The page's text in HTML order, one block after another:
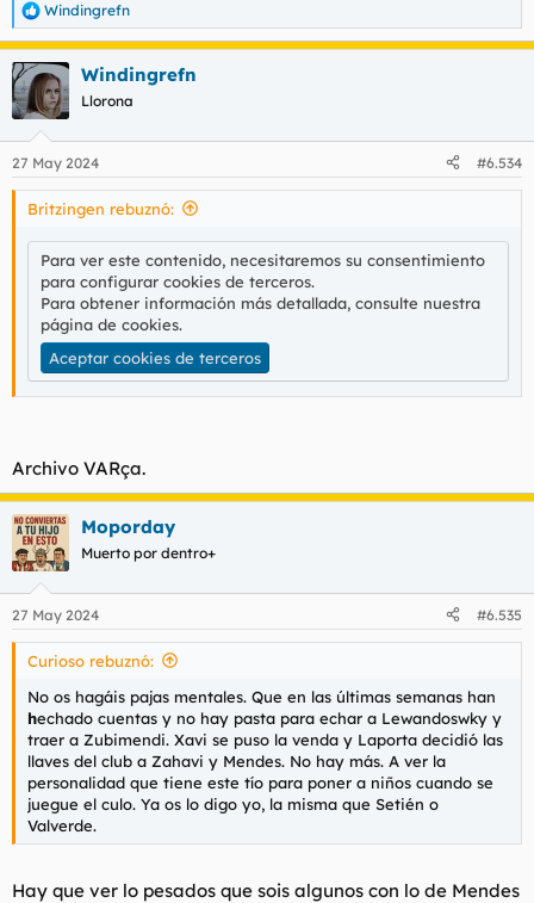
R
e
a
c
c
i
e
s
Windingrefn
Windingrefn
Llorona
27 May 2024 #6.534
Britzingen rebuznó:
Para ver este contenido, necesitaremos su consentimiento
para configurar cookies de terceros.
Para obtener información más detallada, consulte nuestra
página de cookies.
Aceptar cookies de terceros
Archivo VARça.
Moporday
Muerto por dentro+
27 May 2024 #6.535
Curioso rebuznó:
No os hagáis pajas mentales. Que en las últimas semanas han
hechado cuentas y no hay pasta para echar a Lewandoswky y
traer a Zubimendi. Xavi se puso la venda y Laporta decidió las
llaves del club a Zahavi y Mendes. No hay más. A ver la
personalidad que tiene este tío para poner a niños cuando se
juegue el culo. Ya os lo digo yo, la misma que Setién o
Valverde.
Hay que ver lo pesados que sois algunos con lo de Mendes